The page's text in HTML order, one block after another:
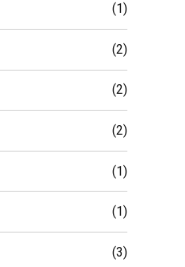
(1)
(2)
(2)
(2)
(1)
(1)
(3)